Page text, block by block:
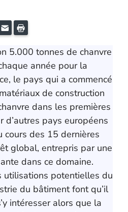
E-mail
5.000 tonnes de chanvre
année pour la
le pays qui a commencé
de construction
dans les premières
d’autres pays européens
cours des 15 dernières
global, entrepris par une
dans ce domaine.
utilisations potentielles du
du bâtiment font qu’il
intéresser alors que la